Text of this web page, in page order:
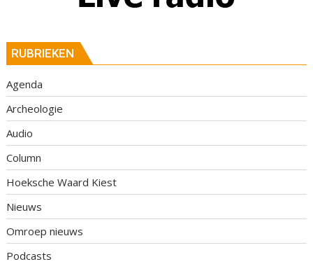
RUBRIEKEN
Agenda
Archeologie
Audio
Column
Hoeksche Waard Kiest
Nieuws
Omroep nieuws
Podcasts